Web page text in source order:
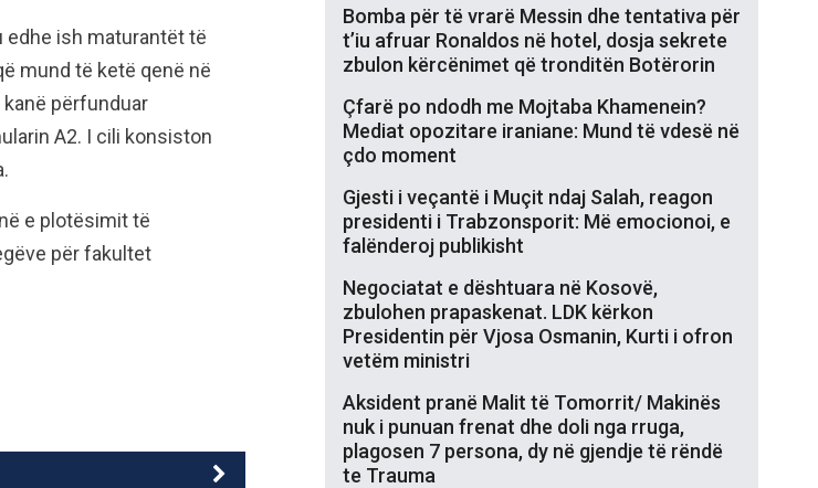
edhe ish maturantët të
mund të ketë qenë në
përfunduar
A2. I cili konsiston
e plotësimit të
për fakultet
Bomba për të vrarë Messin dhe tentativa për
t’iu afruar Ronaldos në hotel, dosja sekrete
zbulon kërcënimet që tronditën Botërorin
Çfarë po ndodh me Mojtaba Khamenein?
Mediat opozitare iraniane: Mund të vdesë në
çdo moment
Gjesti i veçantë i Muçit ndaj Salah, reagon
presidenti i Trabzonsporit: Më emocionoi, e
falënderoj publikisht
Negociatat e dështuara në Kosovë,
zbulohen prapaskenat. LDK kërkon
Presidentin për Vjosa Osmanin, Kurti i ofron
vetëm ministri
Aksident pranë Malit të Tomorrit/ Makinës
nuk i punuan frenat dhe doli nga rruga,
plagosen 7 persona, dy në gjendje të rëndë
te Trauma